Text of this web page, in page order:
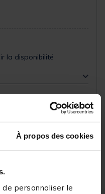
À propos des cookies
personnaliser le
la disponibilité
magasin
et magasin